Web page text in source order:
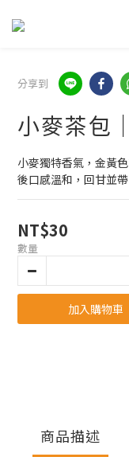
分享到
小麥茶包
小麥獨特香氣，金黃
後口感溫和，回甘並
NT$30
數量
加入購物車
商品描述